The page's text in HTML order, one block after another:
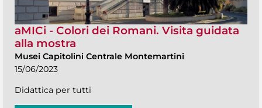
aMICi - Colori dei Romani. Visita guidata
alla mostra
Musei Capitolini Centrale Montemartini
15/06/2023
Didattica per tutti